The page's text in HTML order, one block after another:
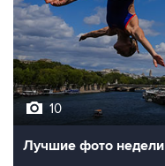
10
Лучшие фото недели